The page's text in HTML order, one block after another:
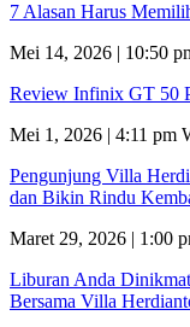
7 Alasan Harus
Mei 14, 2026 | 10:50
Review Infinix GT 50
Mei 1, 2026 | 4:11 pm
Pengunjung Villa
dan Bikin Rindu
Maret 29, 2026 | 1:00
Liburan Anda
Bersama Villa